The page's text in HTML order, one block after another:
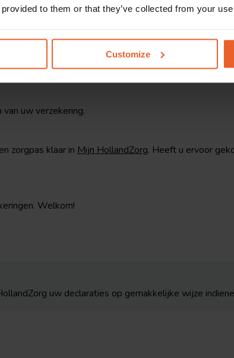
to them or that they’ve collected from your
Customize
uw verzekering.
zorgpas klaar in Mijn HollandZorg. Heeft u ervoor
Welkom!
uw declaraties op gemakkelijke wijze